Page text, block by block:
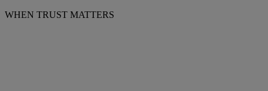
WHEN TRUST MATTERS